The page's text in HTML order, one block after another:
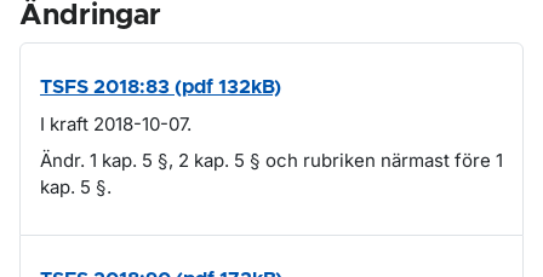
Ändringar
TSFS 2018:83 (pdf 132kB)
I kraft 2018-10-07.
Ändr. 1 kap. 5 §, 2 kap. 5 § och rubriken närmast före 1
kap. 5 §.